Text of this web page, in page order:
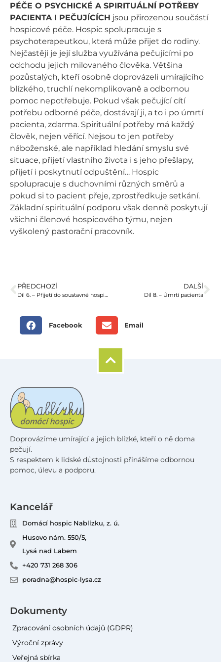
PÉČE O PSYCHICKÉ A SPIRITUÁLNÍ POTŘEBY
PACIENTA I PEČUJÍCÍCH jsou přirozenou součástí
hospicové péče. Hospic spolupracuje s
psychoterapeutkou, která může přijet do rodiny.
Nejčastěji je její služba využívána pečujícími po
odchodu jejich milovaného člověka. Většina
pozůstalých, kteří osobně doprovázeli umírajícího
blízkého, truchlí nekomplikovaně a odbornou
pomoc nepotřebuje. Pokud však pečující cítí
potřebu odborné péče, dostávají ji, a to i po úmrtí
pacienta, zdarma. Spirituální potřeby má každý
člověk, nejen věřící. Nejsou to jen potřeby
náboženské, ale například hledání smyslu své
situace, přijetí vlastního života i s jeho přešlapy,
přijetí i poskytnutí odpuštění… Hospic
spolupracuje s duchovními různých směrů a
pokud si to pacient přeje, zprostředkuje setkání.
Základní spirituální podporu však denně poskytují
všichni členové hospicového týmu, nejen
vyškolený pastorační pracovník.
PŘEDCHOZÍ
Díl 6. – Přijetí do soustavné hospicové péče
DALŠÍ
Díl 8. – Úmrtí pacienta
Facebook Email
Doprovázíme umírající a jejich blízké, kteří o ně doma
pečují.
S respektem k lidské důstojnosti přinášíme odbornou
pomoc, úlevu a podporu.
Kancelář
Domácí hospic Nablízku, z. ú.
Husovo nám. 550/5,
Lysá nad Labem
+420 731 268 306
poradna@hospic-lysa.cz
Dokumenty
Zpracování osobních údajů (GDPR)
Výroční zprávy
Veřejná sbírka